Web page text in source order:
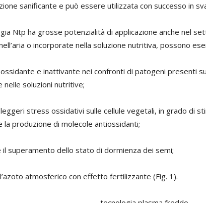
sanificante e può essere utilizzata con successo in
Ntp ha grosse potenzialità di applicazione anche nel
o incorporate nella soluzione nutritiva, possono
e inattivante nei confronti di patogeni presenti
nelle soluzioni nutritive;
stress ossidativi sulle cellule vegetali, in grado di
la produzione di molecole antiossidanti;
superamento dello stato di dormienza dei semi;
atmosferico con effetto fertilizzante (Fig. 1).